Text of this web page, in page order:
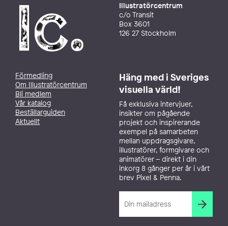
Illustratörcentrum
c/o Transit
Box 3601
126 27 Stockholm
Förmedling
Om Illustratörcentrum
Bli medlem
Vår katalog
Beställarguiden
Aktuellt
Häng med i Sveriges
visuella värld!
Få exklusiva intervjuer,
insikter om pågående
projekt och inspirerande
exempel på samarbeten
mellan uppdragsgivare,
illustratörer, formgivare och
animatörer – direkt i din
inkorg 8 gånger per år i vårt
brev Pixel & Penna.